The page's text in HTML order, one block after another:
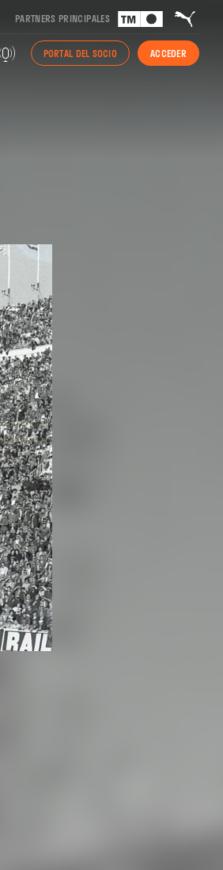
PARTNERS PRINCIPALES
PORTAL DEL SOCIO ACCEDER